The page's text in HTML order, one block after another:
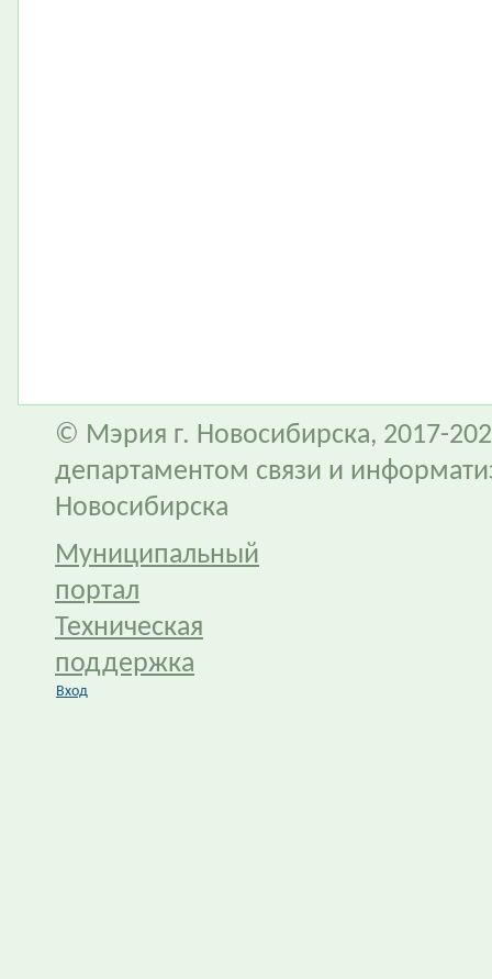
© Мэрия г. Новосибирска, 2017-
департаментом связи и
Новосибирска
Муниципальный
портал
Техническая
поддержка
Вход